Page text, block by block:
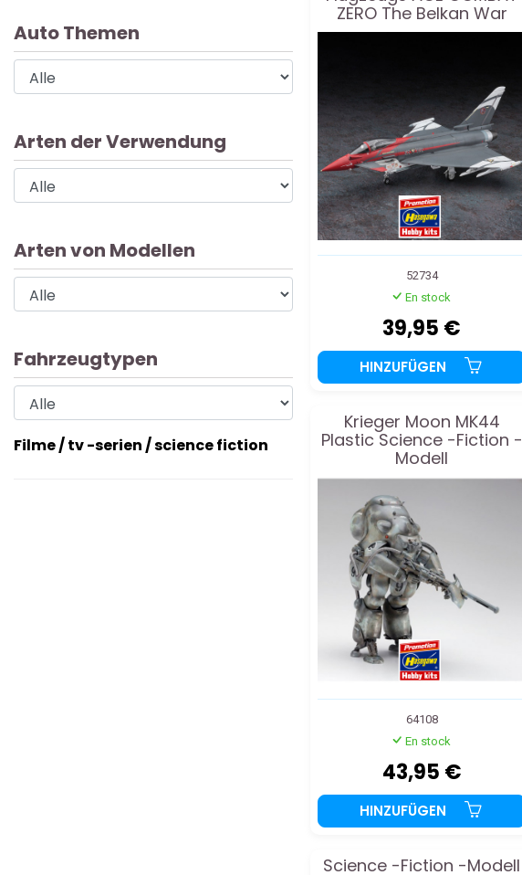
ZERO The Belkan War
EUROFIGHTER TYPHOON
52734
En stock
39,95 €
HINZUFÜGEN
Krieger Moon MK44
Plastic Science -Fiction -
Modell
64108
En stock
43,95 €
HINZUFÜGEN
Science -Fiction -Modell
Auto Themen
Arten der Verwendung
Arten von Modellen
Fahrzeugtypen
Filme / tv -serien / science fiction